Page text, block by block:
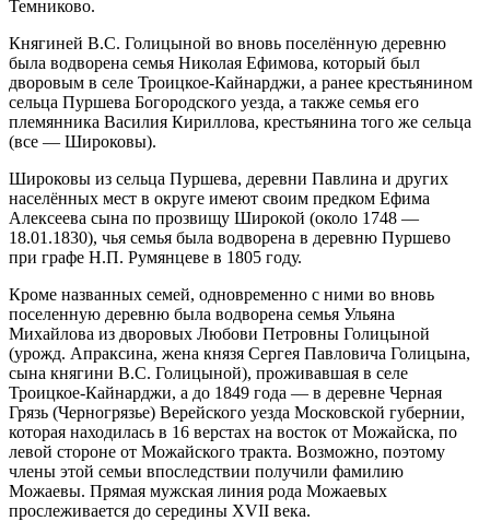
Темниково.
Княгиней В.С. Голицыной во вновь поселённую деревню
была водворена семья Николая Ефимова, который был
дворовым в селе Троицкое-Кайнарджи, а ранее крестьянином
сельца Пуршева Богородского уезда, а также семья его
племянника Василия Кириллова, крестьянина того же сельца
(все — Широковы).
Широковы из сельца Пуршева, деревни Павлина и других
населённых мест в округе имеют своим предком Ефима
Алексеева сына по прозвищу Широкой (около 1748 —
18.01.1830), чья семья была водворена в деревню Пуршево
при графе Н.П. Румянцеве в 1805 году.
Кроме названных семей, одновременно с ними во вновь
поселенную деревню была водворена семья Ульяна
Михайлова из дворовых Любови Петровны Голицыной
(урожд. Апраксина, жена князя Сергея Павловича Голицына,
сына княгини В.С. Голицыной), проживавшая в селе
Троицкое-Кайнарджи, а до 1849 года — в деревне Черная
Грязь (Черногрязье) Верейского уезда Московской губернии,
которая находилась в 16 верстах на восток от Можайска, по
левой стороне от Можайского тракта. Возможно, поэтому
члены этой семьи впоследствии получили фамилию
Можаевы. Прямая мужская линия рода Можаевых
прослеживается до середины XVII века.